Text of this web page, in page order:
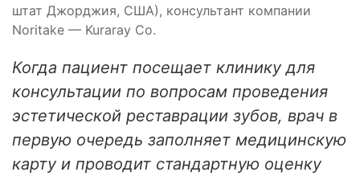
штат Джорджия, США), консультант компании
Noritake — Kuraray Сo.
Когда пациент посещает клинику для
консультации по вопросам проведения
эстетической реставрации зубов, врач в
первую очередь заполняет медицинскую
карту и проводит стандартную оценку